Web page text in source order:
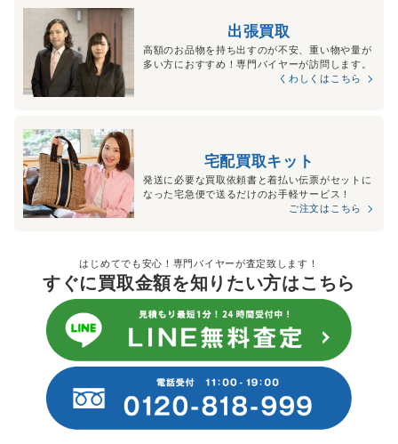
出張買取
高額のお品物を持ち出すのが不安、重い物や量が
多い方におすすめ！専門バイヤーが訪問します。
くわしくはこちら
宅配買取キット
発送に必要な買取依頼書と着払い伝票がセットに
なった宅急便で送るだけのお手軽サービス！
ご注文はこちら
はじめてでも安心！専門バイヤーが査定致します！
すぐに買取金額を知りたい方はこちら